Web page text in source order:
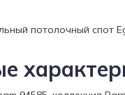
потолочный спот